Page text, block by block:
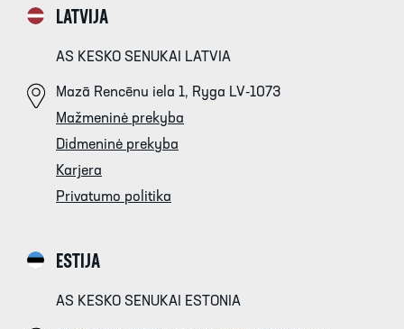
LATVIJA
AS KESKO SENUKAI LATVIA
Mazā Rencēnu iela 1, Ryga LV-1073
Mažmeninė prekyba
Didmeninė prekyba
Karjera
Privatumo politika
ESTIJA
AS KESKO SENUKAI ESTONIA